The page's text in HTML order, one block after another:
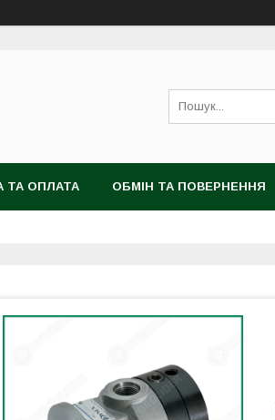
ТА ОПЛАТА ОБМІН ТА ПОВЕРНЕННЯ